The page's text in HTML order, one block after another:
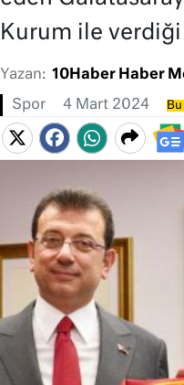
Kurum ile
Yazan: 10Haber Haber
Spor 4 Mart 2024